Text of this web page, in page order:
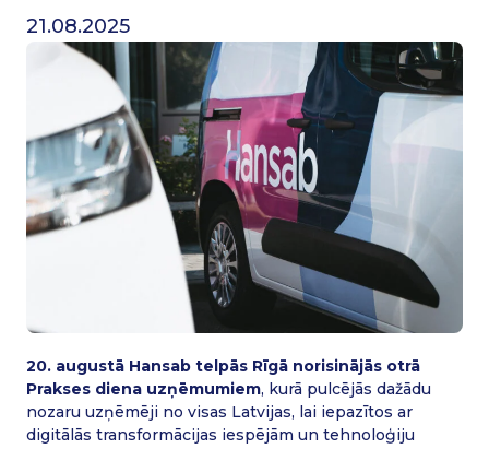
21.08.2025
20. augustā Hansab telpās Rīgā norisinājās otrā
Prakses diena uzņēmumiem, kurā pulcējās dažādu
nozaru uzņēmēji no visas Latvijas, lai iepazītos ar
digitālās transformācijas iespējām un tehnoloģiju